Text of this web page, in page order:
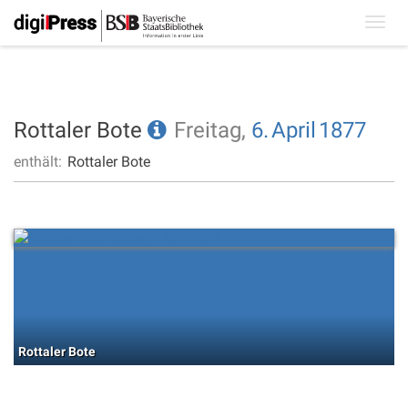
Rottaler Bote Freitag, 6.April 1877
enthält: Rottaler Bote
Rottaler Bote